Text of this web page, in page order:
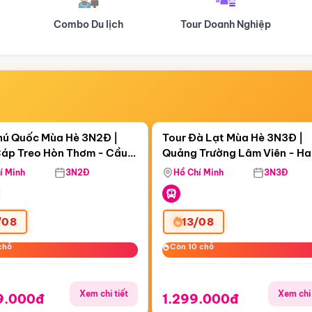
Tour Doanh Nghiệp Du lịch Hành Hương
04:42:58
Treo Hòn Thơm
Quốc Mùa Hè 3N2Đ |
Treo Hòn Thơm - Cầu
Viên Nước Aquatopia
Minh 3N2Đ
Xem chi tiết
Còn06 ngày 04:42:58
Tour Đà Lạt Mùa Hè 3N3Đ |
Quảng Trường Lâm Viên -
Hill - Puppy Farm
Hồ Chí Minh 3N3Đ
13/08
Còn 10 chỗ
Còn 10 chỗ
1.299.000đ Xem